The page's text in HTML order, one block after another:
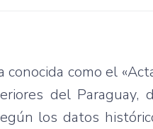
como el
del Paraguay,
los datos